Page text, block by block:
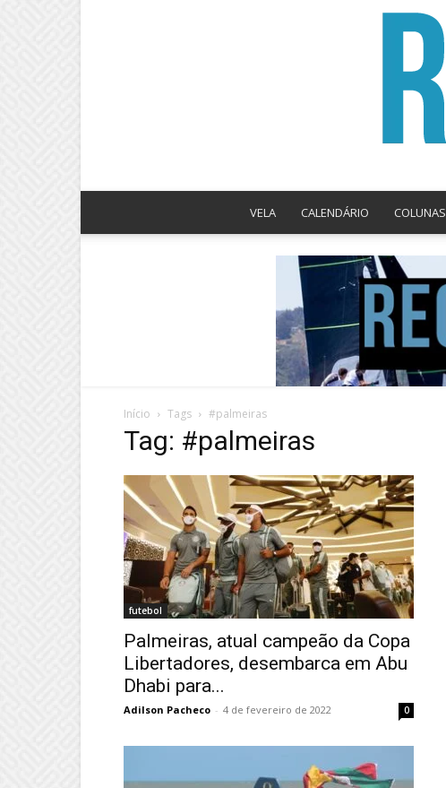
VELA CALENDÁRIO COLUNAS
Início Tags #palmeiras
Tag: #palmeiras
futebol
Palmeiras, atual campeão da Copa
Libertadores, desembarca em Abu
Dhabi para...
Adilson Pacheco - 4 de fevereiro de 2022 0